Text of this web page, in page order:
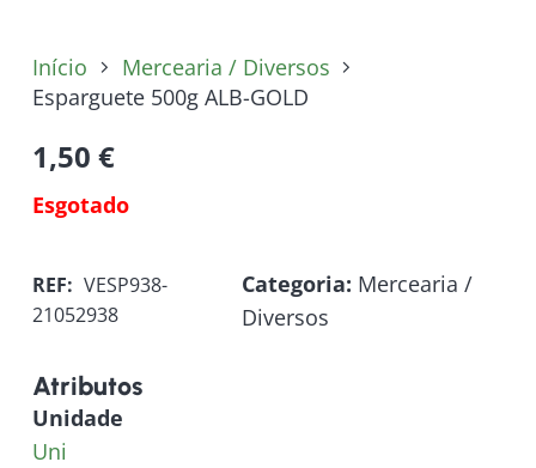
Início
Mercearia / Diversos
Esparguete 500g ALB-GOLD
1,50 €
Esgotado
REF: VESP938-
21052938
Categoria: Mercearia /
Diversos
Atributos
Unidade
Uni